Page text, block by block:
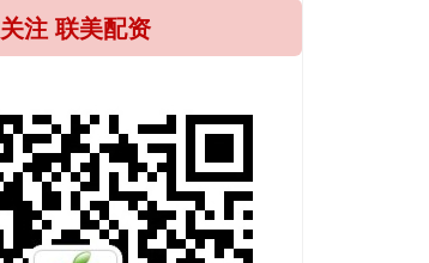
关注 联美配资